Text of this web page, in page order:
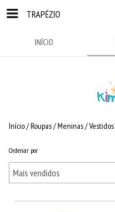
TRAPÉZIO
INÍCIO
Início/Roupas/Meninas/Vestidos
Ordenar por